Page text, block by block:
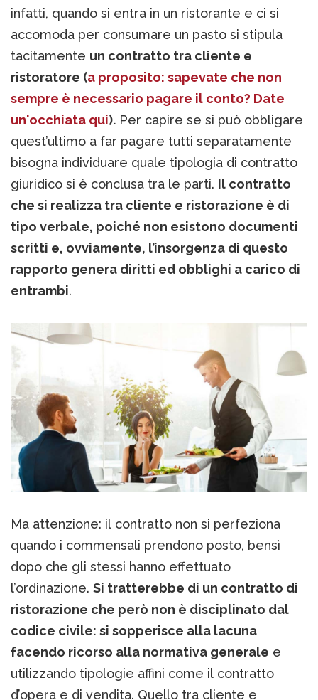
infatti, quando si entra in un ristorante e ci si
accomoda per consumare un pasto si stipula
tacitamente un contratto tra cliente e
ristoratore (a proposito: sapevate che non
sempre è necessario pagare il conto? Date
un'occhiata qui). Per capire se si può obbligare
quest’ultimo a far pagare tutti separatamente
bisogna individuare quale tipologia di contratto
giuridico si è conclusa tra le parti. Il contratto
che si realizza tra cliente e ristorazione è di
tipo verbale, poiché non esistono documenti
scritti e, ovviamente, l’insorgenza di questo
rapporto genera diritti ed obblighi a carico di
entrambi.
Ma attenzione: il contratto non si perfeziona
quando i commensali prendono posto, bensì
dopo che gli stessi hanno effettuato
l’ordinazione. Si tratterebbe di un contratto di
ristorazione che però non è disciplinato dal
codice civile: si sopperisce alla lacuna
facendo ricorso alla normativa generale e
utilizzando tipologie affini come il contratto
d’opera e di vendita. Quello tra cliente e